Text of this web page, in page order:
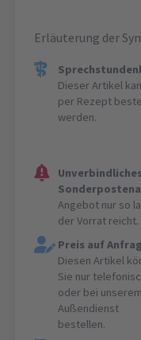
Erläuterung der
Dieser Artikel
per Rezept
werden.
Unverbindliches
Angebot nur so
der Vorrat reicht.
Preis auf
Diesen Artikel
Sie nur
oder bei unserem
Außendienst
bestellen.